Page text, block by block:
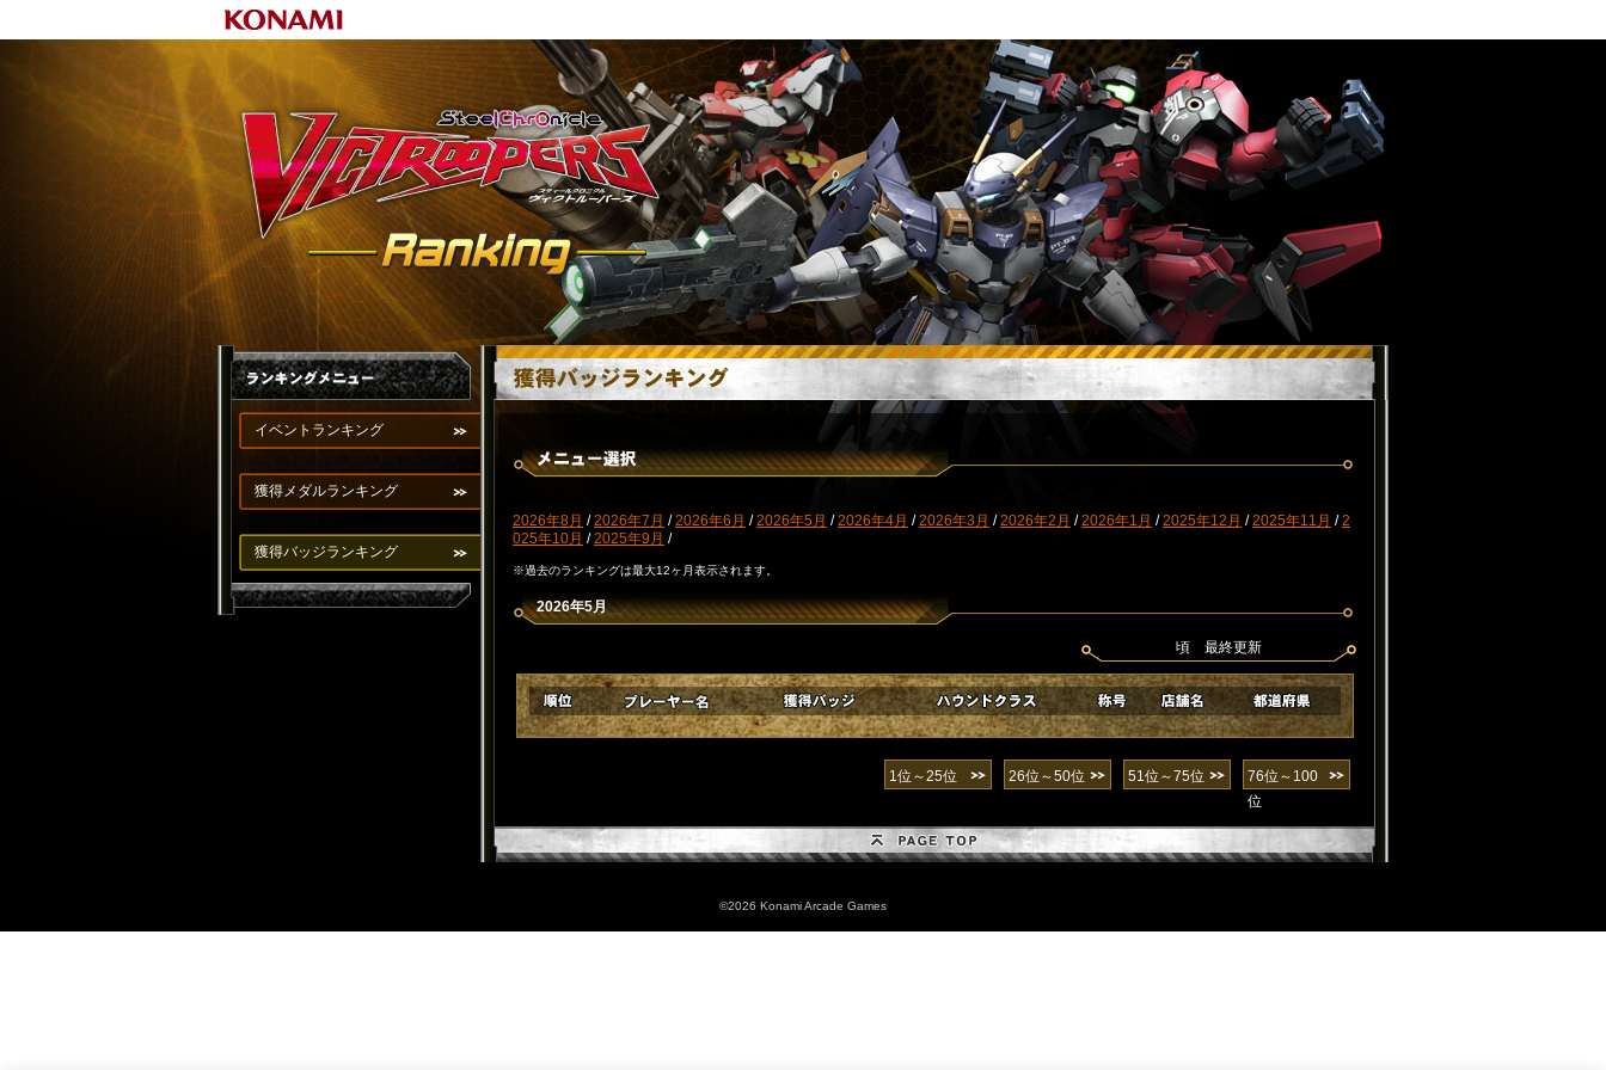
イベントランキング
獲得メダルランキング
獲得バッジランキング
2026年8月 /2026年7月 /2026年6月 /2026年5月 /2026年4月 /2026年3月 /2026年2月 /2026年1月 /2025年12月 /2025年11月 /2
025年10月 /2025年9月 /
※過去のランキングは最大12ヶ月表示されます。
2026年5月
頃 最終更新
1位～25位 26位～50位 51位～75位
76位～100
位
©2026 Konami Arcade Games